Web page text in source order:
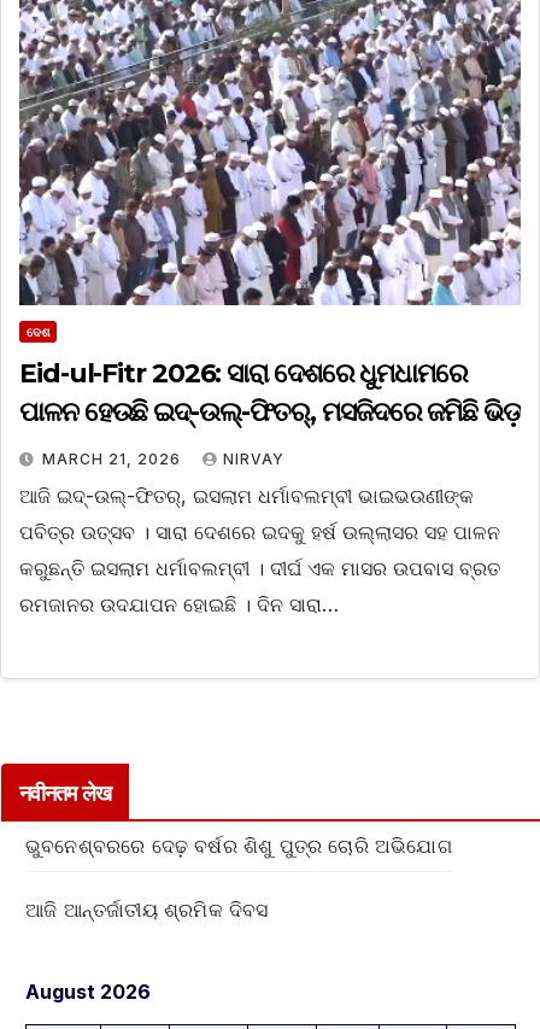
ଦେଶ
Eid-ul-Fitr 2026: ସାରା ଦେଶରେ ଧୁମଧାମରେ
ପାଳନ ହେଉଛି ଇଦ୍-ଉଲ୍-ଫିତର୍, ମସଜିଦରେ ଜମିଛି ଭିଡ଼
MARCH 21, 2026 NIRVAY
ଆଜି ଇଦ୍-ଉଲ୍-ଫିତର୍, ଇସଲାମ ଧର୍ମାବଲମ୍ବୀ ଭାଇଭଉଣୀଙ୍କ
ପବିତ୍ର ଉତ୍ସବ । ସାରା ଦେଶରେ ଇଦକୁ ହର୍ଷ ଉଲ୍ଲାସର ସହ ପାଳନ
କରୁଛନ୍ତି ଇସଲାମ ଧର୍ମାବଲମ୍ବୀ । ଦୀର୍ଘ ଏକ ମାସର ଉପବାସ ବ୍ରତ
ରମଜାନର ଉଦଯାପନ ହୋଇଛି । ଦିନ ସାରା…
नवीनतम लेख
ଭୁବନେଶ୍ବରରେ ଦେଢ଼ ବର୍ଷର ଶିଶୁ ପୁତ୍ର ଚୋରି ଅଭିଯୋଗ
ଆଜି ଆନ୍ତର୍ଜାତୀୟ ଶ୍ରମିକ ଦିବସ
August 2026